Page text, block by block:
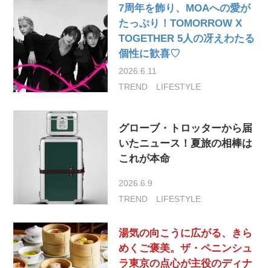
7周年を飾り、MOAへの愛が
たっぷり！TOMORROW X
TOGETHER 5人の冴えわたる
個性に歓喜♡
2026.6.11
TREND
LIFESTYLE
グローブ・トロッターから届
いたニュース！夏旅の相棒は
これが本命
2026.6.9
TREND
LIFESTYLE
湯気の向こうに広がる、きら
めくご褒美。ザ・ペニンシュ
ラ東京の点心が主役のディナ